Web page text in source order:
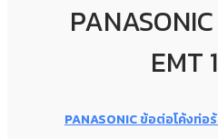
EMT
PANASONIC ข้อต่อโค้งท่อ